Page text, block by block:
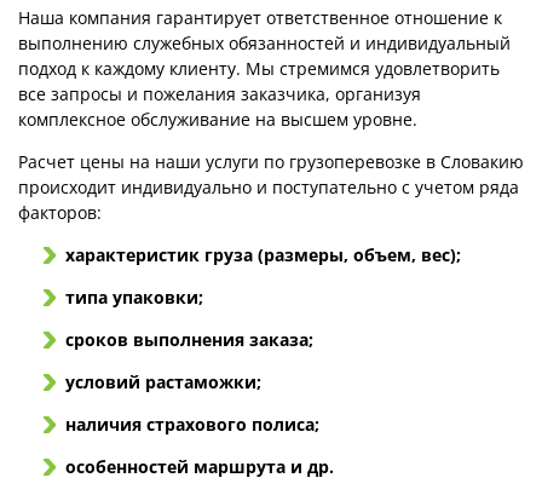
Наша компания гарантирует ответственное отношение к
выполнению служебных обязанностей и индивидуальный
подход к каждому клиенту. Мы стремимся удовлетворить
все запросы и пожелания заказчика, организуя
комплексное обслуживание на высшем уровне.
Расчет цены на наши услуги по грузоперевозке в Словакию
происходит индивидуально и поступательно с учетом ряда
факторов:
характеристик груза (размеры, объем, вес);
типа упаковки;
сроков выполнения заказа;
условий растаможки;
наличия страхового полиса;
особенностей маршрута и др.